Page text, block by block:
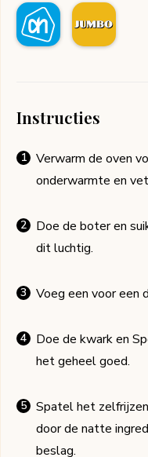
Instructies
Verwarm de oven
onderwarmte en
Doe de boter en
dit luchtig.
Voeg een voor een
Doe de kwark en
het geheel goed.
Spatel het
door de natte
beslag.